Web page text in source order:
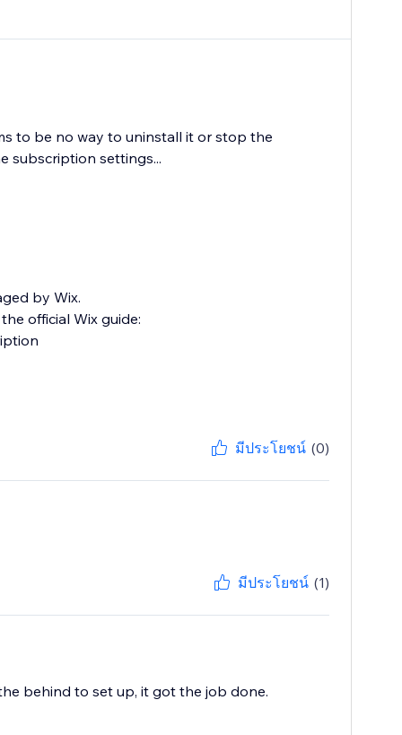
to be no way to uninstall it or stop the
subscription settings...
by Wix.
official Wix guide:
มีประโยชน์ (0)
มีประโยชน์ (1)
behind to set up, it got the job done.